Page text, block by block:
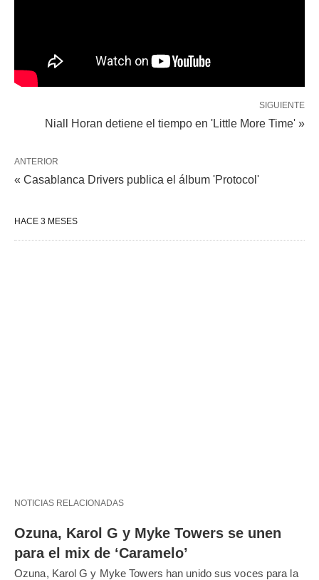
SIGUIENTE
Niall Horan detiene el tiempo en 'Little More Time' »
ANTERIOR
« Casablanca Drivers publica el álbum 'Protocol'
HACE 3 MESES
NOTICIAS RELACIONADAS
Ozuna, Karol G y Myke Towers se unen
para el mix de ‘Caramelo’
Ozuna, Karol G y Myke Towers han unido sus voces para la